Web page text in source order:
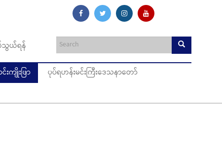
ယ်ရန်
ကျိုးဖြာ
ပုပ်ရဟန်းမင်းကြီးဒေသနာတော်